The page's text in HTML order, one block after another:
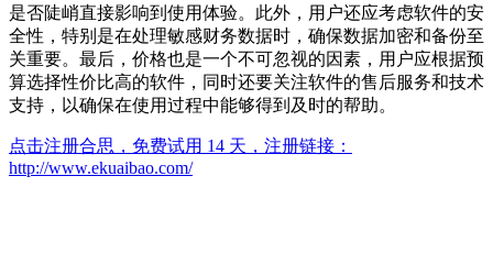
是否陡峭直接影响到使用体验。此外，用户还应考虑软件的安
全性，特别是在处理敏感财务数据时，确保数据加密和备份至
关重要。最后，价格也是一个不可忽视的因素，用户应根据预
算选择性价比高的软件，同时还要关注软件的售后服务和技术
支持，以确保在使用过程中能够得到及时的帮助。
点击注册合思，免费试用 14 天，注册链接：
http://www.ekuaibao.com/